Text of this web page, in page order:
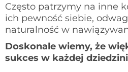
Często patrzymy na inne
ich pewność siebie,
naturalność w
Doskonale wiemy, że
sukces w każdej